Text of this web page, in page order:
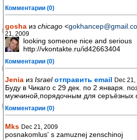
Комментарии (0)
gosha из chicago <
21, 2009
looking someone nice and serious
http://vkontakte.ru/id42663404
Комментарии (0)
Jenia из Israel отправить email Dec
Буду в Чикаго с 29 дек. по 2 января.
мужчиной,порядочным для серъёзных
Комментарии (0)
Mks Dec 21, 2009
posnakomlus' s zamuznej zenschinoj